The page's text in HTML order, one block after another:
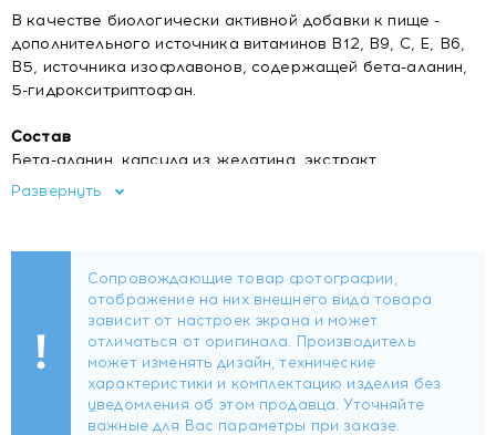
В качестве биологически активной добавки к пище -
дополнительного источника витаминов В12, В9, С, Е, В6,
В5, источника изофлавонов, содержащей бета-аланин,
5-гидрокситриптофан.
Состав
Бета-аланин, капсула из желатина, экстракт
изофлавонов сои, аскорбиновая кислота, носитель
антислеживающие агенты: диоксид кремния и магниевая
соль стеариновой кислоты, пиридоксина гидрохлорид,
фолиевая кислота, цианокобаламин.
Форма выпуска
Капсулы массой 500 мг.
Содержание биологически активных веществ в 1
Развернуть